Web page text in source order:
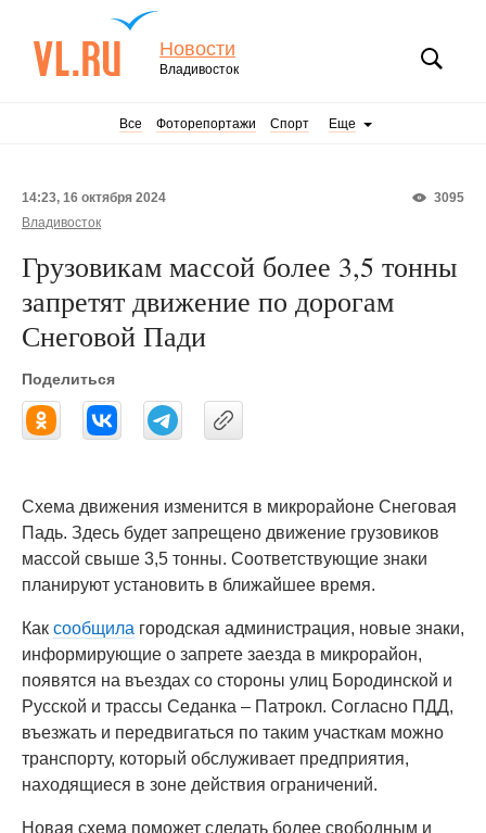
Новости
Владивосток
Все Фоторепортажи Спорт Еще
3095
14:23, 16 октября 2024
Владивосток
Грузовикам массой более 3,5 тонны
запретят движение по дорогам
Снеговой Пади
Поделиться
Схема движения изменится в микрорайоне Снеговая
Падь. Здесь будет запрещено движение грузовиков
массой свыше 3,5 тонны. Соответствующие знаки
планируют установить в ближайшее время.
Как сообщила городская администрация, новые знаки,
информирующие о запрете заезда в микрорайон,
появятся на въездах со стороны улиц Бородинской и
Русской и трассы Седанка – Патрокл. Согласно ПДД,
въезжать и передвигаться по таким участкам можно
транспорту, который обслуживает предприятия,
находящиеся в зоне действия ограничений.
Новая схема поможет сделать более свободным и